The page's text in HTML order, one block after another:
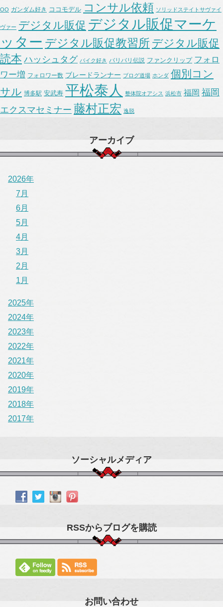
OO ガンダム好き ココモデル コンサル依頼 ソリッドステイトサヴァイ
ヴァー デジタル販促 デジタル販促マーケ
ッター デジタル販促教習所 デジタル販促
読本 ハッシュタグ バイク好き バリバリ伝説 ファンクリップ フォロ
ワー増 フォロワー数 ブレードランナー ブログ道場 ホンダ 個別コン
サル 博多駅 安武寿 平松泰人 整体院オアシス 浜松市 福岡 福岡
エクスマセミナー 藤村正宏 逸脱
アーカイブ
2026年
7月
6月
5月
4月
3月
2月
1月
2025年
2024年
2023年
2022年
2021年
2020年
2019年
2018年
2017年
ソーシャルメディア
RSSからブログを購読
お問い合わせ